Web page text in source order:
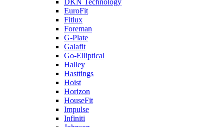
DKN Technology
EuroFit
Fitlux
Foreman
G-Plate
Galafit
Go-Elliptical
Halley
Hasttings
Hoist
Horizon
HouseFit
Impulse
Infiniti